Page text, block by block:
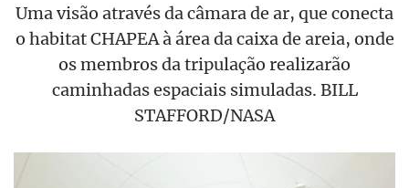
Uma visão através da câmara de ar, que conecta
o habitat CHAPEA à área da caixa de areia, onde
os membros da tripulação realizarão
caminhadas espaciais simuladas. BILL
STAFFORD/NASA